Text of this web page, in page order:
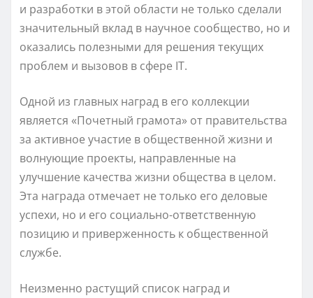
и разработки в этой области не только сделали
значительный вклад в научное сообщество, но и
оказались полезными для решения текущих
проблем и вызовов в сфере IT.
Одной из главных наград в его коллекции
является «Почетный грамота» от правительства
за активное участие в общественной жизни и
волнующие проекты, направленные на
улучшение качества жизни общества в целом.
Эта награда отмечает не только его деловые
успехи, но и его социально-ответственную
позицию и приверженность к общественной
службе.
Неизменно растущий список наград и